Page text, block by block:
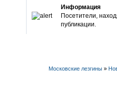
Информация
Посетители,
публикации.
Московские лезгины »